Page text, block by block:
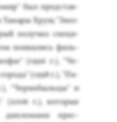
был пред­став­
Та­мары Хрущ "Звез­
по­лучил спе­ци­
по­яви­лись филь­
(1996 г.), "Че­
(1998 г.), "Пя­
"Чер­но­быль­цы" и
(2006 г.), ко­торые
прес­